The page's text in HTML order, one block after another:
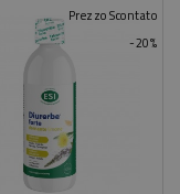
-20%
Prezzo Scontato